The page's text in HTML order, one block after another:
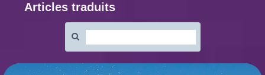
Articles traduits
: